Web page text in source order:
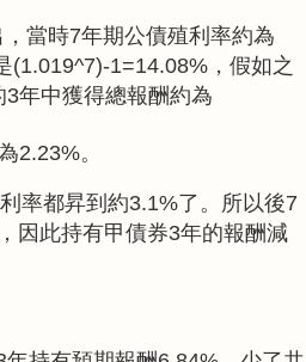
當時7年期公債殖利率約為
(1.019^7)-1=14.08%，假如之
年中獲得總報酬約為
2.23%。
率都昇到約3.1%了。所以後7
因此持有甲債券3年的報酬減